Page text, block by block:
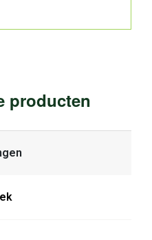
producten